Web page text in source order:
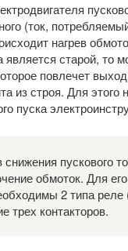
(ток,
нагрев
является старой, то
повлечет выход
из строя. Для этого
пуска
пускового
обмоток. Для его
2 типа реле
трех контакторов.